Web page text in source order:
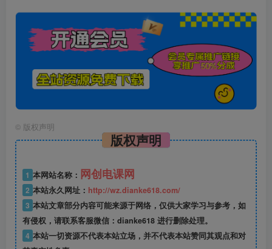
© 版权声明
版权声明
1 本网站名称： 网创电课网
2 本站永久网址： http://wz.dianke618.com/
3 本站文章部分内容可能来源于网络，仅供大家学习与参考，如
有侵权，请联系客服微信：dianke618 进行删除处理。
4 本站一切资源不代表本站立场，并不代表本站赞同其观点和对